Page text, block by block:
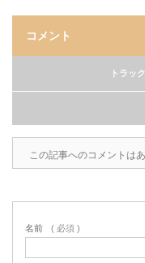
コメント
トラッ
この記事へのコメントはあ
名前 ( 必須 )